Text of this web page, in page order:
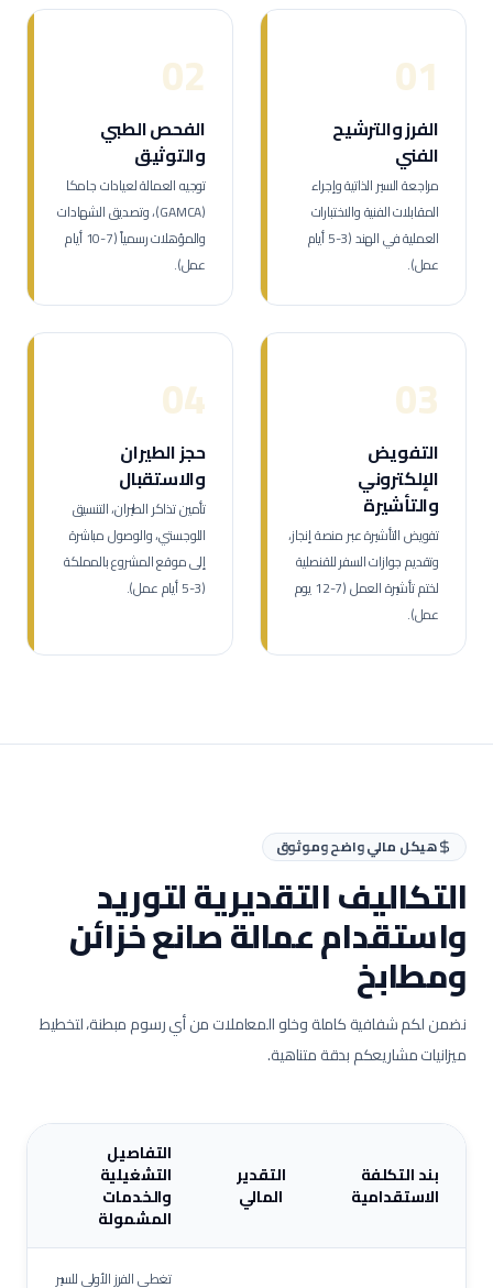
01
الفرز والترشيح
الفني
مراجعة السير الذاتية وإجراء
المقابلات الفنية والاختبارات
العملية في الهند (3-5 أيام
عمل).
02
الفحص الطبي
والتوثيق
توجيه العمالة لعيادات جامكا
(GAMCA)، وتصديق الشهادات
والمؤهلات رسمياً (7-10 أيام
عمل).
03
التفويض
الإلكتروني
والتأشيرة
تفويض التأشيرة عبر منصة إنجاز،
وتقديم جوازات السفر للقنصلية
لختم تأشيرة العمل (7-12 يوم
عمل).
04
حجز الطيران
والاستقبال
تأمين تذاكر الطيران، التنسيق
اللوجستي، والوصول مباشرة
إلى موقع المشروع بالمملكة
(3-5 أيام عمل).
هيكل مالي واضح وموثوق
التكاليف التقديرية لتوريد
واستقدام عمالةصانع خزائن
ومطابخ
نضمن لكم شفافية كاملة وخلو المعاملات من أي رسوم مبطنة، لتخطيط
ميزانيات مشاريعكم بدقة متناهية.
بند التكلفة
الاستقدامية
التقدير
المالي
التفاصيل
التشغيلية
والخدمات
المشمولة
تغطي الفرز الأولي للسير